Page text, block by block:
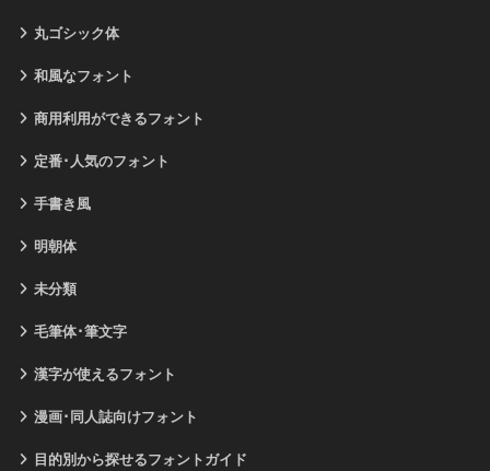
丸ゴシック体
和風なフォント
商用利用ができるフォント
定番･人気のフォント
手書き風
明朝体
未分類
毛筆体･筆文字
漢字が使えるフォント
漫画･同人誌向けフォント
目的別から探せるフォントガイド